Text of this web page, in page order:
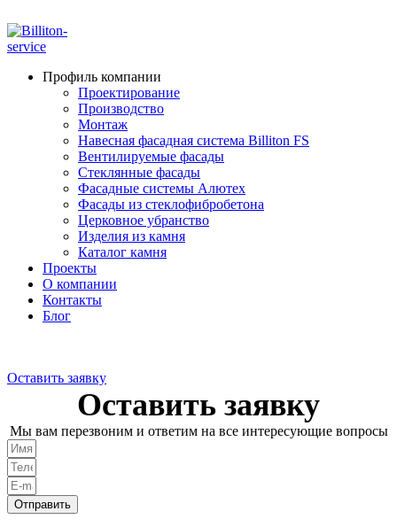
Профиль компании
Проектирование
Производство
Монтаж
Навесная фасадная система Billiton FS
Вентилируемые фасады
Стеклянные фасады
Фасадные системы Алютех
Фасады из стеклофибробетона
Церковное убранство
Изделия из камня
Каталог камня
Проекты
О компании
Контакты
Блог
Оставить заявку
Оставить заявку
Мы вам перезвоним и ответим на все интересующие вопросы
Отправить